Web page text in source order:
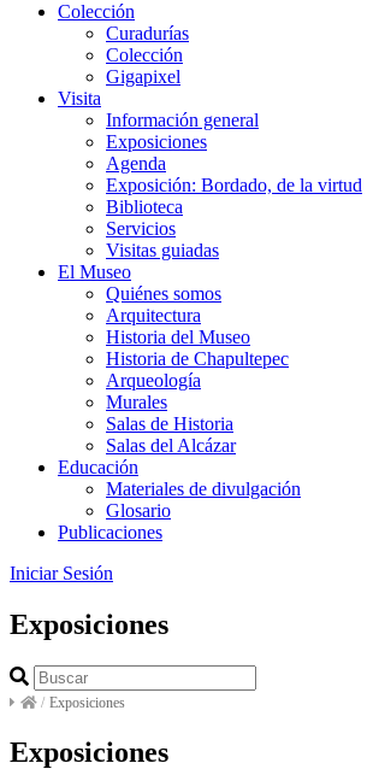
Colección
Curadurías
Colección
Gigapixel
Visita
Información general
Exposiciones
Agenda
Exposición: Bordado, de la virtud
Biblioteca
Servicios
Visitas guiadas
El Museo
Quiénes somos
Arquitectura
Historia del Museo
Historia de Chapultepec
Arqueología
Murales
Salas de Historia
Salas del Alcázar
Educación
Materiales de divulgación
Glosario
Publicaciones
Iniciar Sesión
Exposiciones
/ Exposiciones
Exposiciones